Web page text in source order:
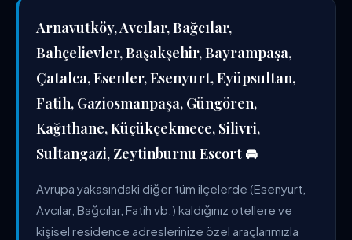
Arnavutköy, Avcılar, Bağcılar,
Bahçelievler, Başakşehir, Bayrampaşa,
Çatalca, Esenler, Esenyurt, Eyüpsultan,
Fatih, Gaziosmanpaşa, Güngören,
Kağıthane, Küçükçekmece, Silivri,
Sultangazi, Zeytinburnu Escort 🚘
Avrupa yakasındaki diğer tüm ilçelerde (Esenyurt,
Avcılar, Bağcılar, Fatih vb.) kaldığınız otellere ve
kişisel residence adreslerinize özel araçlarımızla